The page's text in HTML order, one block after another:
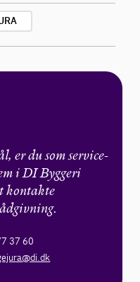
er du som service-
i DI Byggeri
kontakte
37 60